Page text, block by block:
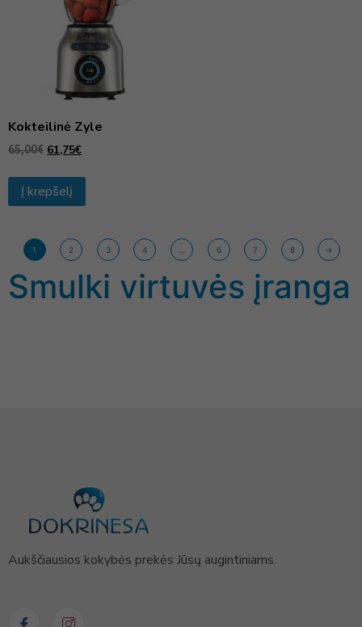
Kokteilinė Zyle
65,00€ 61,75€
Į krepšelį
1 2 3 4 6 7 8 →
Smulki virtuvės įranga
Aukščiausios kokybės prekės Jūsų augintiniams.